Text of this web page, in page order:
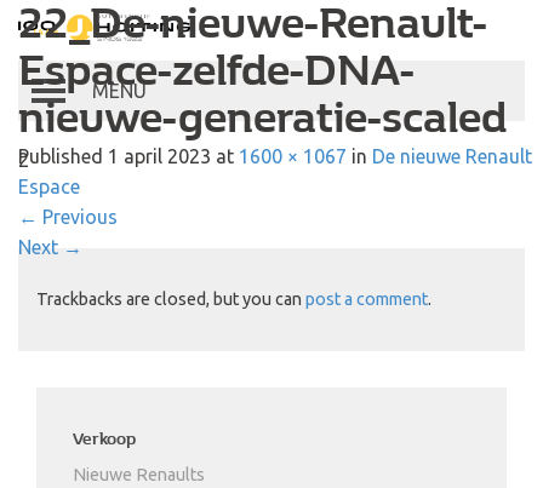
Autobedrijf Hoiting
Toggle
navigation
22_De-nieuwe-Renault-
Espace-zelfde-DNA-
nieuwe-generatie-scaled
Published 1 april 2023 at 1600 × 1067 in De nieuwe Renault
Espace
← Previous
Next →
2
Trackbacks are closed, but you can post a comment.
Verkoop
Nieuwe Renaults